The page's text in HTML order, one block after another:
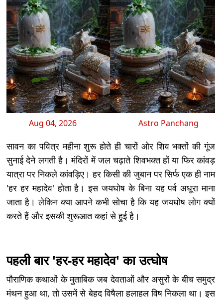
Aug 04, 2026 Astro Panchang
सावन का पवित्र महीना शुरू होते ही चारों ओर शिव भक्तों की गूंज
सुनाई देने लगती है। मंदिरों में जल चढ़ाते शिवभक्त हों या फिर कांवड़
यात्रा पर निकले कांवड़िए। हर किसी की जुबान पर सिर्फ एक ही नाम
'हर हर महादेव' होता है। इस जयघोष के बिना यह पर्व अधूरा माना
जाता है। लेकिन क्या आपने कभी सोचा है कि यह जयघोष लोग क्यों
करते हैं और इसकी शुरूआत कहां से हुई है।
पहली बार 'हर-हर महादेव' का उत्घोष
पौराणिक कथाओं के मुताबिक जब देवताओं और असुरों के बीच समुद्र
मंथन हुआ था, तो उसमें से बेहद विषैला हलाहल विष निकला था। इस